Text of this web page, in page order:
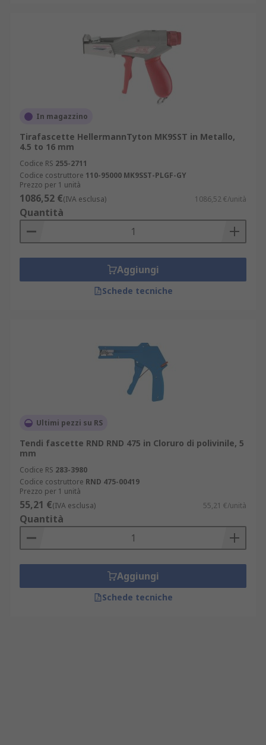
In magazzino
Tirafascette HellermannTyton MK9SST in Metallo,
4.5 to 16 mm
Codice RS 255-2711
Codice costruttore 110-95000 MK9SST-PLGF-GY
Prezzo per 1 unità
1086,52 €(IVA esclusa) 1086,52 €/unità
Quantità
Aggiungi
Schede tecniche
Ultimi pezzi su RS
Tendi fascette RND RND 475 in Cloruro di polivinile, 5
mm
Codice RS 283-3980
Codice costruttore RND 475-00419
Prezzo per 1 unità
55,21 €(IVA esclusa) 55,21 €/unità
Quantità
Aggiungi
Schede tecniche